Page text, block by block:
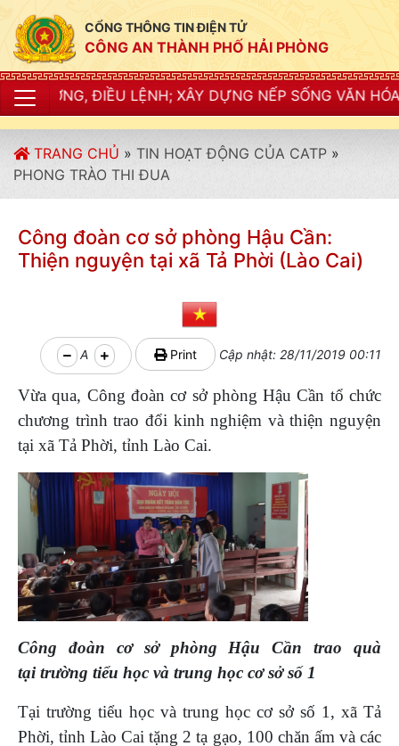
CỔNG THÔNG TIN ĐIỆN TỬ
CÔNG AN THÀNH PHỐ HẢI PHÒNG
XÂY DỰNG NẾP SỐNG VĂN HÓA VÌ NHÂN DÂN
TRANG CHỦ » TIN HOẠT ĐỘNG CỦA CATP »
PHONG TRÀO THI ĐUA
Công đoàn cơ sở phòng Hậu Cần:
Thiện nguyện tại xã Tả Phời (Lào Cai)
A Print Cập nhật: 28/11/2019 00:11
Vừa qua, Công đoàn cơ sở phòng Hậu Cần tổ chức
chương trình trao đổi kinh nghiệm và thiện nguyện
tại xã Tả Phời, tỉnh Lào Cai.
Công đoàn cơ sở phòng Hậu Cần trao quà
tại trường tiểu học và trung học cơ sở số 1
Tại trường tiểu học và trung học cơ sở số 1, xã Tả
Phời, tỉnh Lào Cai tặng 2 tạ gạo, 100 chăn ấm và các